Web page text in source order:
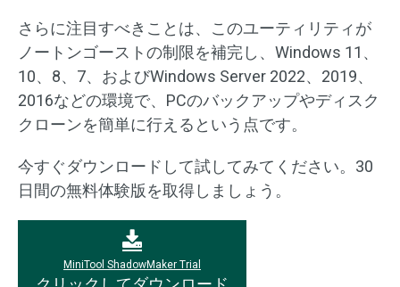
さらに注目すべきことは、このユーティリティが
ノートンゴーストの制限を補完し、Windows 11、
10、8、7、およびWindows Server 2022、2019、
2016などの環境で、PCのバックアップやディスク
クローンを簡単に行えるという点です。
今すぐダウンロードして試してみてください。30
日間の無料体験版を取得しましょう。
MiniTool ShadowMaker Trial